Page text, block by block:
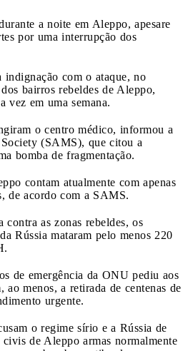
a noite em Aleppo, apesare
por uma interrupção dos
indignação com o ataque, no
bairros rebeldes de Aleppo,
vez em uma semana.
o centro médico, informou a
(SAMS), que citou a
bomba de fragmentação.
contam atualmente com apenas
de acordo com a SAMS.
as zonas rebeldes, os
Rússia mataram pelo menos 220
de emergência da ONU pediu aos
ao menos, a retirada de centenas de
urgente.
o regime sírio e a Rússia de
de Aleppo armas normalmente